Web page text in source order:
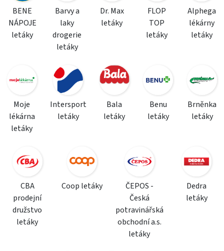
BENE
NÁPOJE
letáky
Barvy a
laky
drogerie
letáky
Dr. Max
letáky
FLOP
TOP
letáky
Alphega
lékárny
letáky
Moje
lékárna
letáky
Intersport
letáky
Bala
letáky
Benu
letáky
Brněnka
letáky
CBA
prodejní
družstvo
letáky
Coop letáky
ČEPOS -
Česká
potravinářská
obchodní a.s.
letáky
Dedra
letáky